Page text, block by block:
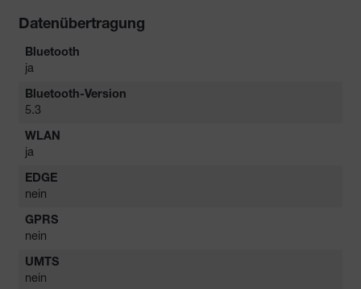
Datenübertragung
Bluetooth
ja
Bluetooth-Version
5.3
WLAN
ja
EDGE
nein
GPRS
nein
UMTS
nein